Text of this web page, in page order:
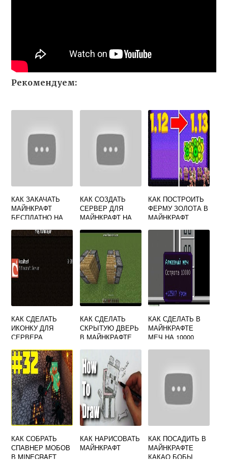
Рекомендуем:
КАК ЗАКАЧАТЬ
МАЙНКРАФТ
БЕСПЛАТНО НА
КАК СОЗДАТЬ
СЕРВЕР ДЛЯ
МАЙНКРАФТ НА
КАК ПОСТРОИТЬ
ФЕРМУ ЗОЛОТА В
МАЙНКРАФТ
КАК СДЕЛАТЬ
ИКОНКУ ДЛЯ
СЕРВЕРА
КАК СДЕЛАТЬ
СКРЫТУЮ ДВЕРЬ
В МАЙНКРАФТЕ
КАК СДЕЛАТЬ В
МАЙНКРАФТЕ
МЕЧ НА 10000
КАК СОБРАТЬ
СПАВНЕР МОБОВ
В MINECRAFT
КАК НАРИСОВАТЬ
МАЙНКРАФТ
КАК ПОСАДИТЬ В
МАЙНКРАФТЕ
КАКАО БОБЫ